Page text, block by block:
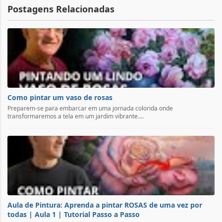
Postagens Relacionadas
Como pintar um vaso de rosas
Preparem-se para embarcar em uma jornada colorida onde
transformaremos a tela em um jardim vibrante....
Aula de Pintura: Aprenda a pintar ROSAS de uma vez por
todas | Aula 1 | Tutorial Passo a Passo